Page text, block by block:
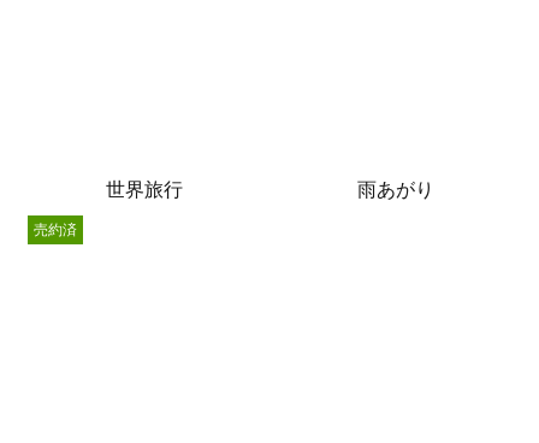
世界旅行 雨あがり
売約済